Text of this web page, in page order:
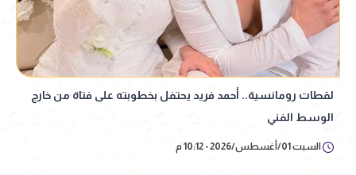
لقطات رومانسية.. أحمد فريد يحتفل بخطوبته على فتاة من خارج
الوسط الفني
السبت 01/أغسطس/2026 - 10:12 م